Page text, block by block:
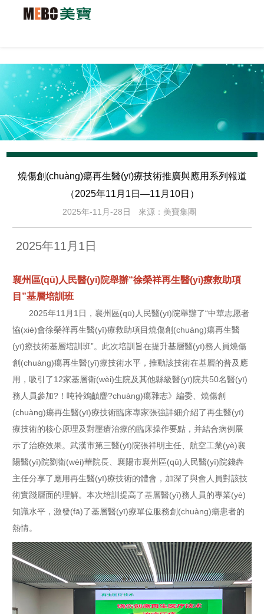
燒傷創(chuàng)瘍再生醫(yī)療技術推廣與應用系列報道
（2025年11月1日—11月10日）
2025年-11月-28日 來源：美寶集團
2025年11月1日
襄州區(qū)人民醫(yī)院舉辦“徐榮祥再生醫(yī)療救助項
目”基層培訓班
2025年11月1日，襄州區(qū)人民醫(yī)院舉辦了“中華志愿者
協(xié)會徐榮祥再生醫(yī)療救助項目燒傷創(chuàng)瘍再生醫
(yī)療技術基層培訓班”。此次培訓旨在提升基層醫(yī)務人員燒傷
創(chuàng)瘍再生醫(yī)療技術水平，推動該技術在基層的普及應
用，吸引了12家基層衛(wèi)生院及其他縣級醫(yī)院共50名醫(yī)
務人員參加?！吨袊鵁齻麆?chuàng)瘍雜志》編委、燒傷創
(chuàng)瘍再生醫(yī)療技術臨床專家張強詳細介紹了再生醫(yī)
療技術的核心原理及對壓瘡治療的臨床操作要點，并結合病例展
示了治療效果。武漢市第三醫(yī)院張祥明主任、航空工業(yè)襄
陽醫(yī)院劉衛(wèi)華院長、襄陽市襄州區(qū)人民醫(yī)院錢犇
主任分享了應用再生醫(yī)療技術的體會，加深了與會人員對該技
術實踐層面的理解。本次培訓提高了基層醫(yī)務人員的專業(yè)
知識水平，激發(fā)了基層醫(yī)療單位服務創(chuàng)瘍患者的
熱情。